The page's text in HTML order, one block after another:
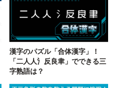
漢字のパズル「合体漢字」！
「二人人氵反良聿」でできる三
字熟語は？